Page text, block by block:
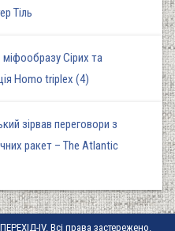
Тіль
Сірих та
Homo triplex (4)
зірвав переговори з
ракет – The Atlantic
IV. Всі права застережено.